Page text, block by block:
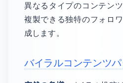
異なるタイプのコンテン
複製できる独特のフォロ
成します。
バイラルコンテンツ